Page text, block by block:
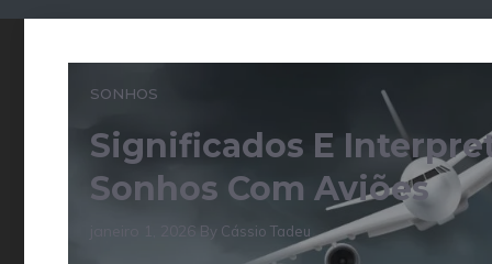
SONHOS
Significados E
Sonhos Com Aviões
janeiro 1, 2026 By Cássio Tadeu